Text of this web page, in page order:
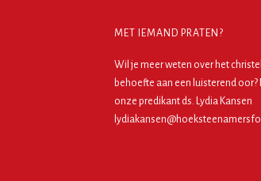
MET IEMAND PRATEN?
Wil je meer weten over het
behoefte aan een luisterend
onze predikant ds. Lydia Kansen